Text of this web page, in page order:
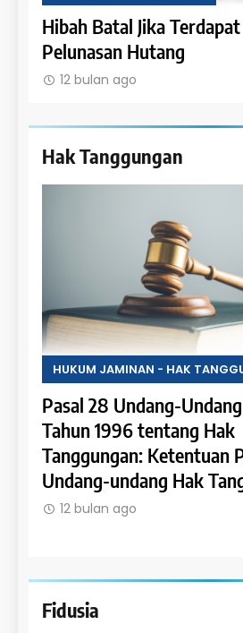
Hibah Batal Jika
Pelunasan Hutang
12 bulan ago
Hak Tanggungan
HUKUM JAMINAN - HAK
Pasal 28 Undang-
Tahun 1996 tentang Hak
Tanggungan: Ketentuan
Undang-undang Hak
12 bulan ago
Fidusia